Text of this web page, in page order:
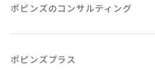
ポピンズのコンサルティング
ポピンズプラス